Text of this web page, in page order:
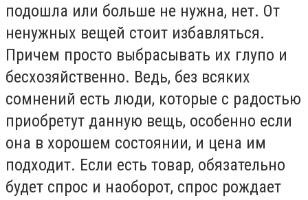
подошла или больше не нужна, нет. От
ненужных вещей стоит избавляться.
Причем просто выбрасывать их глупо и
бесхозяйственно. Ведь, без всяких
сомнений есть люди, которые с радостью
приобретут данную вещь, особенно если
она в хорошем состоянии, и цена им
подходит. Если есть товар, обязательно
будет спрос и наоборот, спрос рождает